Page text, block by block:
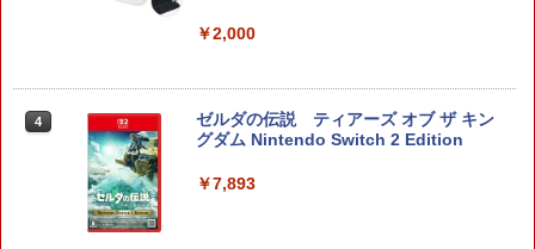
￥2,000
4
ゼルダの伝説 ティアーズ オブ ザ キン
グダム Nintendo Switch 2 Edition
￥7,893